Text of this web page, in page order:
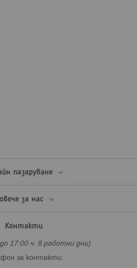
пазаруване
за нас
Контакти
17:00 ч. в работни дни)
за контакти: